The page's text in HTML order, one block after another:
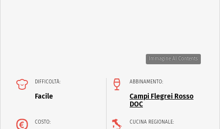
Immagine AI Contents
DIFFICOLTÀ:
Facile
ABBINAMENTO:
Campi Flegrei Rosso
DOC
COSTO: CUCINA REGIONALE: